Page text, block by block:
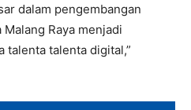
dalam pengembangan
Raya menjadi
talenta talenta digital,”